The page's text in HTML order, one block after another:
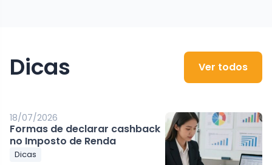
Dicas Ver todos
18/07/2026
Formas de declarar cashback
no Imposto de Renda
Dicas